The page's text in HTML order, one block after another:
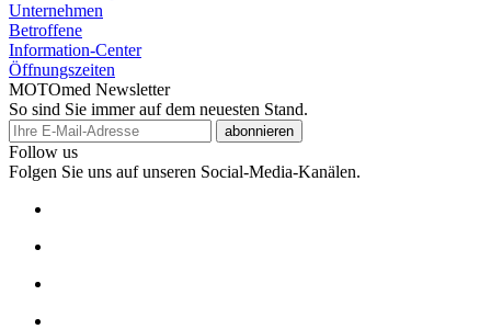
Unternehmen
Betroffene
Information-Center
Öffnungszeiten
MOTOmed Newsletter
So sind Sie immer auf dem neuesten Stand.
abonnieren
Follow us
Folgen Sie uns auf unseren Social-Media-Kanälen.